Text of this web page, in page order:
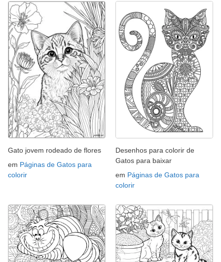
Gato jovem rodeado de flores
em Páginas de Gatos para
colorir
Desenhos para colorir de
Gatos para baixar
em Páginas de Gatos para
colorir